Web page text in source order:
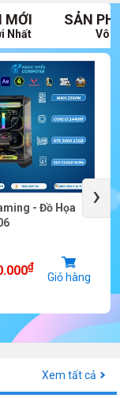
MỚI
Nhất
SẢN
Vô
- Đồ Họa
₫
Giỏ hàng
›
Xem tất cả